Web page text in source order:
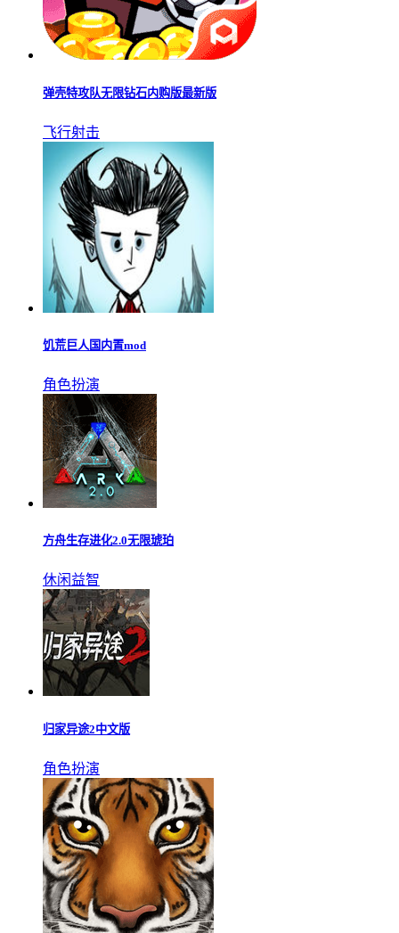
全民僵尸大战内置修改器
角色扮演
弹壳特攻队无限钻石内购版最新版
飞行射击
角色扮演
休闲益智